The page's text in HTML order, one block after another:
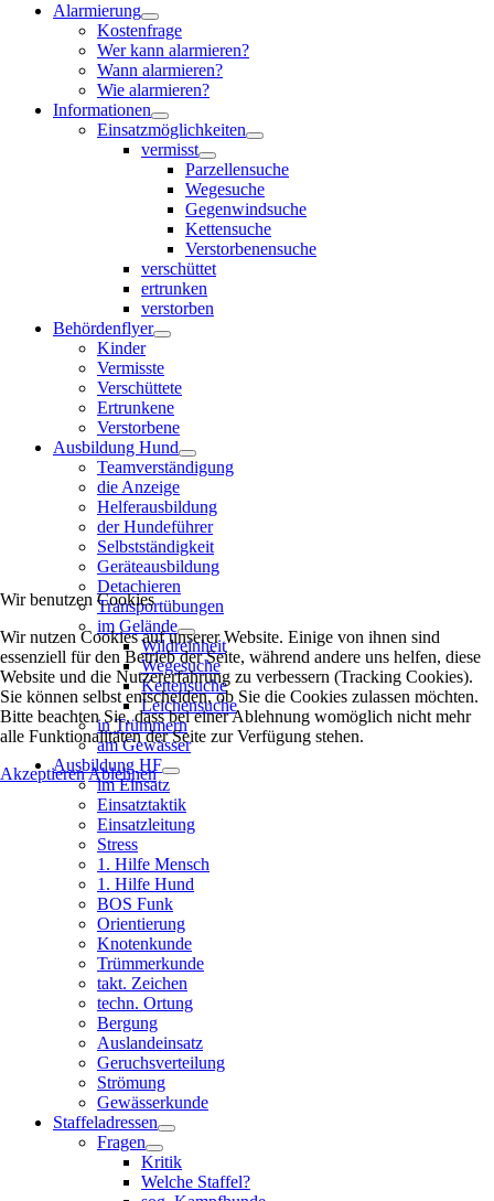
Alarmierung
Kostenfrage
Wer kann alarmieren?
Wann alarmieren?
Wie alarmieren?
Informationen
Einsatzmöglichkeiten
vermisst
Parzellensuche
Wegesuche
Gegenwindsuche
Kettensuche
Verstorbenensuche
verschüttet
ertrunken
verstorben
Behördenflyer
Kinder
Vermisste
Verschüttete
Ertrunkene
Verstorbene
Ausbildung Hund
Teamverständigung
die Anzeige
Helferausbildung
der Hundeführer
Selbstständigkeit
Geräteausbildung
Detachieren
Transportübungen
im Gelände
Wildreinheit
Wegesuche
Kettensuche
Leichensuche
in Trümmern
am Gewässer
Ausbildung HF
im Einsatz
Einsatztaktik
Einsatzleitung
Stress
1. Hilfe Mensch
1. Hilfe Hund
BOS Funk
Orientierung
Knotenkunde
Trümmerkunde
takt. Zeichen
techn. Ortung
Bergung
Auslandeinsatz
Geruchsverteilung
Strömung
Gewässerkunde
Staffeladressen
Fragen
Kritik
Welche Staffel?
Wir benutzen Cookies
Wir nutzen Cookies auf unserer Website. Einige von ihnen sind
essenziell für den Betrieb der Seite, während andere uns helfen, diese
Website und die Nutzererfahrung zu verbessern (Tracking Cookies).
Sie können selbst entscheiden, ob Sie die Cookies zulassen möchten.
Bitte beachten Sie, dass bei einer Ablehnung womöglich nicht mehr
alle Funktionalitäten der Seite zur Verfügung stehen.
AkzeptierenAblehnen